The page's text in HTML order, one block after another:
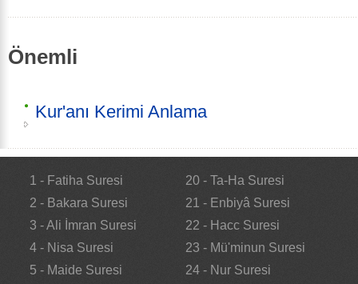
Önemli
Kur'anı Kerimi Anlama
1 - Fatiha Suresi
2 - Bakara Suresi
3 - Ali İmran Suresi
4 - Nisa Suresi
5 - Maide Suresi
20 - Ta-Ha Suresi
21 - Enbiyâ Suresi
22 - Hacc Suresi
23 - Mü'minun Suresi
24 - Nur Suresi